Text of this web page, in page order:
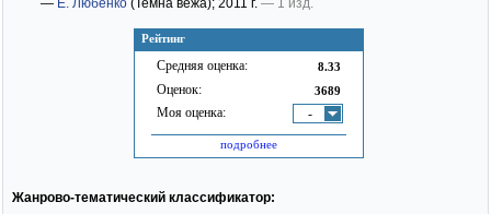
Рейтинг
Средняя оценка: 8.33
Оценок: 3689
Моя оценка: -
подробнее
— Е. Любенко (Темна вежа); 2011 г. — 1 изд.
Жанрово-тематический классификатор: